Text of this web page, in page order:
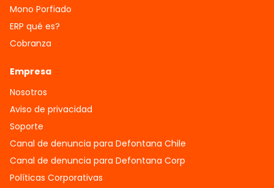
Mono Porfiado
ERP qué es?
Cobranza
Empresa
Nosotros
Aviso de privacidad
Soporte
Canal de denuncia para Defontana Chile
Canal de denuncia para Defontana Corp
Políticas Corporativas